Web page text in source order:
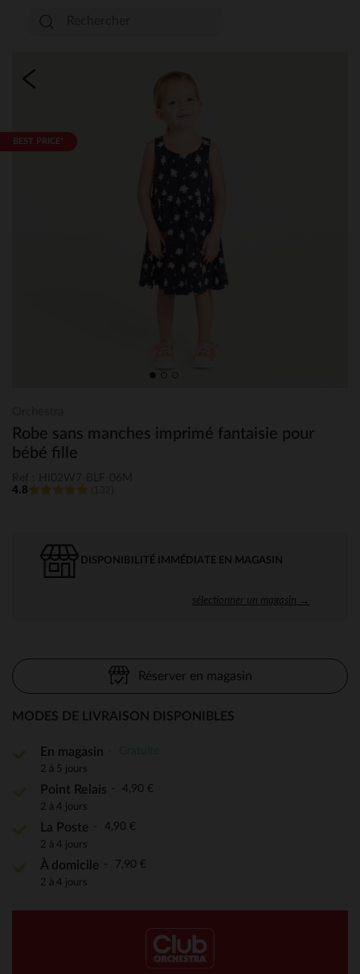
BEST PRICE*
Robe sans manches imprimé fantaisie pour
bébé fille
4.8
DISPONIBILITÉ IMMÉDIATE EN MAGASIN
sélectionner un magasin →
Réserver en magasin
MODES DE LIVRAISON DISPONIBLES
En magasin
2 à 5 jours
Point Relais 4,90 €
2 à 4 jours
La Poste 4,90 €
2 à 4 jours
À domicile 7,90 €
2 à 4 jours